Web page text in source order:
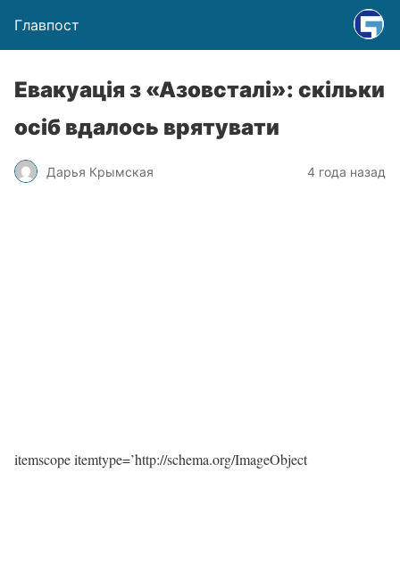
Главпост
Евакуація з «Азовсталі»: скільки
осіб вдалось врятувати
Дарья Крымская 4 года назад
itemscope itemtype=’http://schema.org/ImageObject